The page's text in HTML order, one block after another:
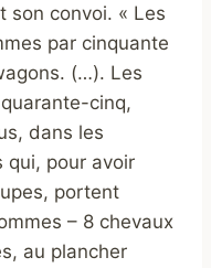
son convoi. « Les
par cinquante
(…). Les
cinq,
dans les
qui, pour avoir
portent
– 8 chevaux
au plancher